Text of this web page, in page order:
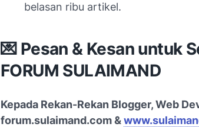
belasan ribu artikel.
💌 Pesan & Kesan untuk
FORUM SULAIMAND
Kepada Rekan-Rekan Blogger, Web
forum.sulaimand.com &